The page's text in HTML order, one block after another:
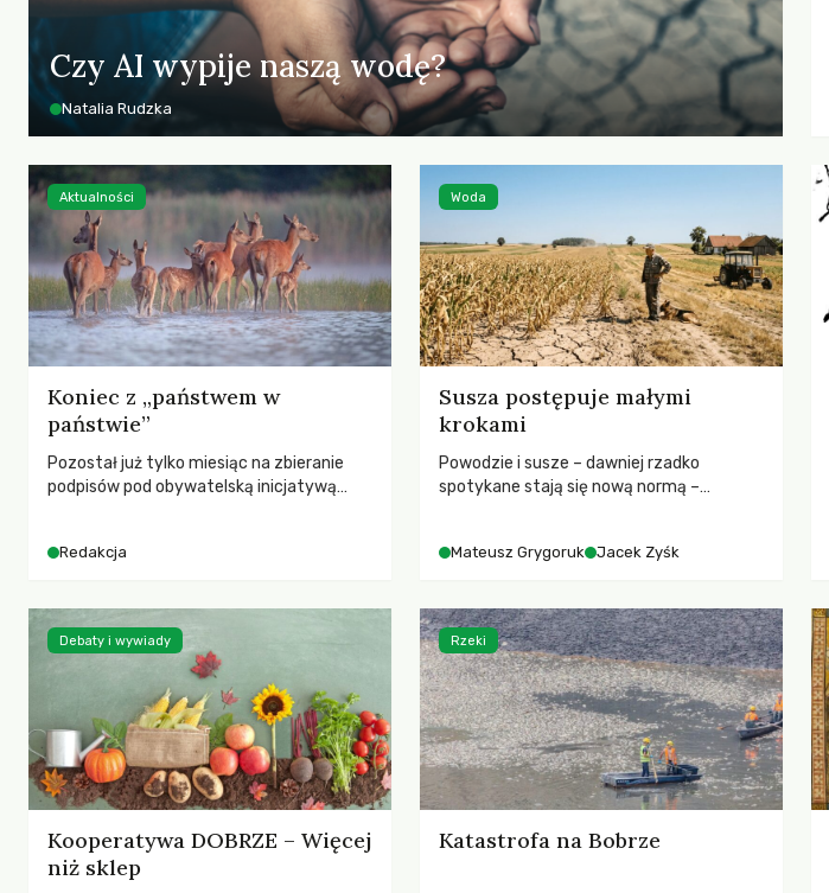
Czy AI wypije naszą wodę?
Natalia Rudzka
Koniec z „państwem w
państwie”
Pozostał już tylko miesiąc na zbieranie
podpisów pod obywatelską inicjatywą
pełną mobilizację, ponieważ projekt
rozwiązania dla przyrody i zwierząt,
radykalnie zmieniając dotychczasowy
paradygmat funkcjonowania łowiectwa w
Polsce.
Redakcja
Aktualności
Susza postępuje małymi
krokami
Powodzie i susze – dawniej rzadko
spotykane stają się nową normą –
SGGW.
Mateusz Grygoruk Jacek Zyśk
Woda
Kooperatywa DOBRZE – Więcej
niż sklep
Debaty i wywiady
Katastrofa na Bobrze
Rzeki